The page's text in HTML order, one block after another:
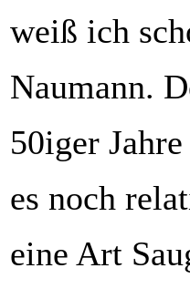
weiß ich
Naumann.
50iger
es noch
eine Art